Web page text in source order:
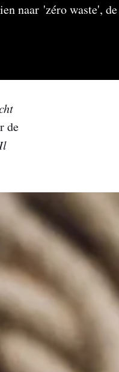
naar 'zéro waste', de
de